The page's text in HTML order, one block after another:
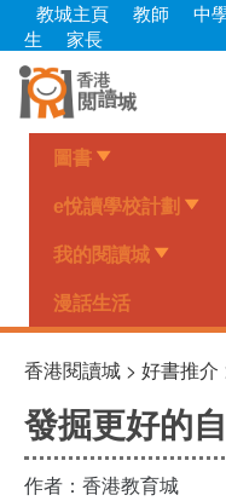
main
content
教城主頁 教師 中
生
家長
圖書
e悅讀學校計劃
我的閱讀城
漫話生活
香港閱讀城 > 好書推介
發掘更好的
作者： 香港教育城